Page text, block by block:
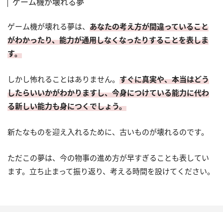
ゲーム機が壊れる夢は、 あなたの考え方が間違っていること
がわかったり、能力が通用しなくなったりすることを表しま
す。
しかし怖れることはありません。 すぐに真実や、本当はどう
したらいいかがわかりますし、今身につけている能力に代わ
る新しい能力も身につくでしょう。
新たなものを迎え入れるために、古いものが壊れるのです。
ただこの夢は、今の物事の進め方が早すぎることも表してい
ます。立ち止まって振り返り、考える時間を設けてください。